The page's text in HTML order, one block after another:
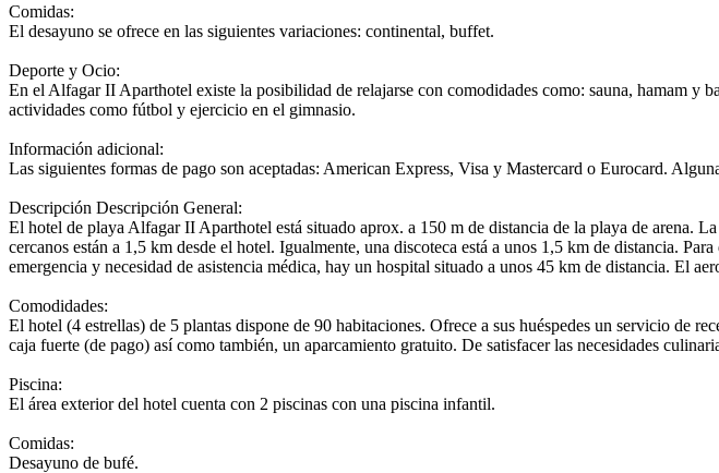
Comidas:
El desayuno se ofrece en las siguientes variaciones: continental, buffet.
Deporte y Ocio:
En el Alfagar II Aparthotel existe la posibilidad de relajarse con comodidades como: sauna, hamam y
actividades como fútbol y ejercicio en el gimnasio.
Información adicional:
Las siguientes formas de pago son aceptadas: American Express, Visa y Mastercard o Eurocard.
Descripción Descripción General:
El hotel de playa Alfagar II Aparthotel está situado aprox. a 150 m de distancia de la playa de arena.
cercanos están a 1,5 km desde el hotel. Igualmente, una discoteca está a unos 1,5 km de distancia.
emergencia y necesidad de asistencia médica, hay un hospital situado a unos 45 km de distancia. El
Comodidades:
El hotel (4 estrellas) de 5 plantas dispone de 90 habitaciones. Ofrece a sus huéspedes un servicio de
caja fuerte (de pago) así como también, un aparcamiento gratuito. De satisfacer las necesidades
Piscina:
El área exterior del hotel cuenta con 2 piscinas con una piscina infantil.
Comidas:
Desayuno de bufé.